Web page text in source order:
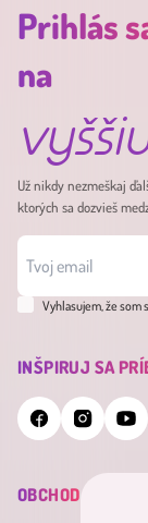
Prihlás
na
Už nikdy nezmeškaj
ktorých sa dozvieš
Vyhlasujem, že som
INŠPIRUJ SA
OBCHOD